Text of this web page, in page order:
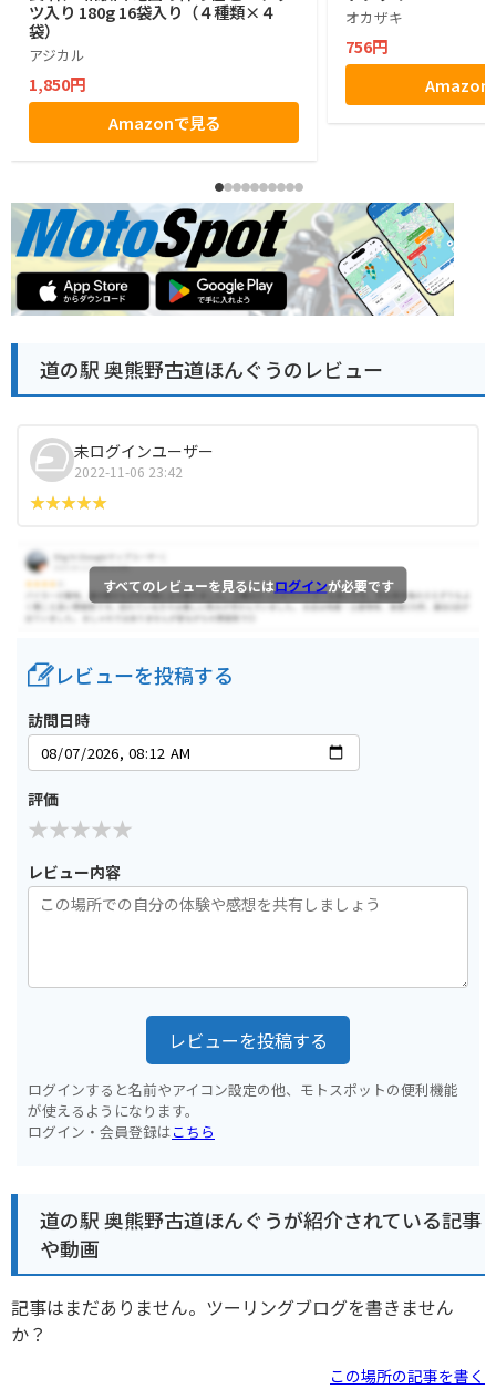
ツ入り 180g 16袋入り（４種類×４
袋）
アジカル
1,850円
Amazonで見る
オカザキ
756円
Amazon
道の駅 奥熊野古道ほんぐうのレビュー
未ログインユーザー
2022-11-06 23:42
すべてのレビューを見るにはログインが必要です
レビューを投稿する
訪問日時
評価
レビュー内容
レビューを投稿する
ログインすると名前やアイコン設定の他、モトスポットの便利機能
が使えるようになります。
ログイン・会員登録はこちら
道の駅 奥熊野古道ほんぐうが紹介されている記事
や動画
記事はまだありません。ツーリングブログを書きません
か？
この場所の記事を書く